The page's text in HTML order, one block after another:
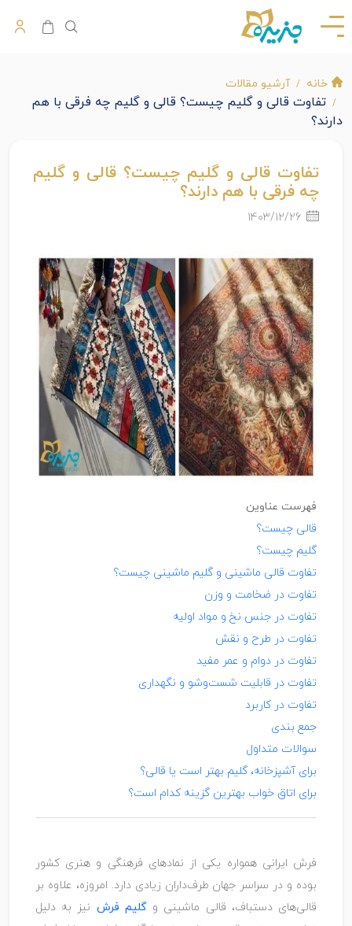
خانه آرشیو مقالات
تفاوت قالی و گلیم چیست؟ قالی و گلیم چه فرقی با هم
دارند؟
تفاوت قالی و گلیم چیست؟ قالی و گلیم
چه فرقی با هم دارند؟
1403/12/26
فهرست عناوین
قالی چیست؟
گلیم چیست؟
تفاوت قالی ماشینی و گلیم ماشینی چیست؟
تفاوت در ضخامت و وزن
تفاوت در جنس نخ و مواد اولیه
تفاوت در طرح و نقش
تفاوت در دوام و عمر مفید
تفاوت در قابلیت شست‌وشو و نگهداری
تفاوت در کاربرد
جمع بندی
سوالات متداول
برای آشپزخانه، گلیم بهتر است یا قالی؟
برای اتاق خواب بهترین گزینه کدام است؟
فرش ایرانی همواره یکی از نمادهای فرهنگی و هنری کشور
بوده و در سراسر جهان طرف‌داران زیادی دارد. امروزه، علاوه بر
قالی‌های دستباف، قالی ماشینی وگلیم فرش نیز به دلیل